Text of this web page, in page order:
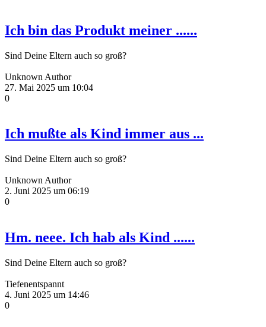
Ich bin das Produkt meiner ......
Sind Deine Eltern auch so groß?
Unknown Author
27. Mai 2025 um 10:04
0
Ich mußte als Kind immer aus ...
Sind Deine Eltern auch so groß?
Unknown Author
2. Juni 2025 um 06:19
0
Hm. neee. Ich hab als Kind ......
Sind Deine Eltern auch so groß?
Tiefenentspannt
4. Juni 2025 um 14:46
0